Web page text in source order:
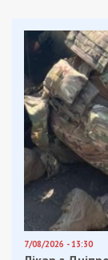
7/08/2026 - 13:30